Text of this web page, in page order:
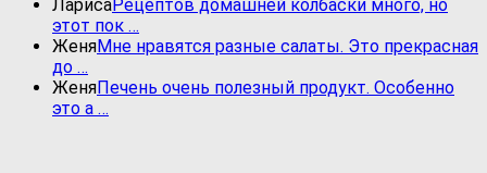
ЛарисаРецептов домашней колбаски много, но
этот пок …
ЖеняМне нравятся разные салаты. Это прекрасная
до …
ЖеняПечень очень полезный продукт. Особенно
это а …